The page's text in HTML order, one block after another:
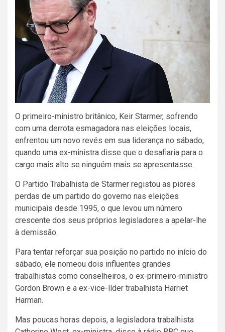
O primeiro-ministro britânico, Keir Starmer, sofrendo
com uma derrota esmagadora nas eleições locais,
enfrentou um novo revés em sua liderança no sábado,
quando uma ex-ministra disse que o desafiaria para o
cargo mais alto se ninguém mais se apresentasse.
O Partido Trabalhista de Starmer registou as piores
perdas de um partido do governo nas eleições
municipais desde 1995, o que levou um número
crescente dos seus próprios legisladores a apelar-lhe
à demissão.
Para tentar reforçar sua posição no partido no início do
sábado, ele nomeou dois influentes grandes
trabalhistas como conselheiros, o ex-primeiro-ministro
Gordon Brown e a ex-vice-líder trabalhista Harriet
Harman.
Mas poucas horas depois, a legisladora trabalhista